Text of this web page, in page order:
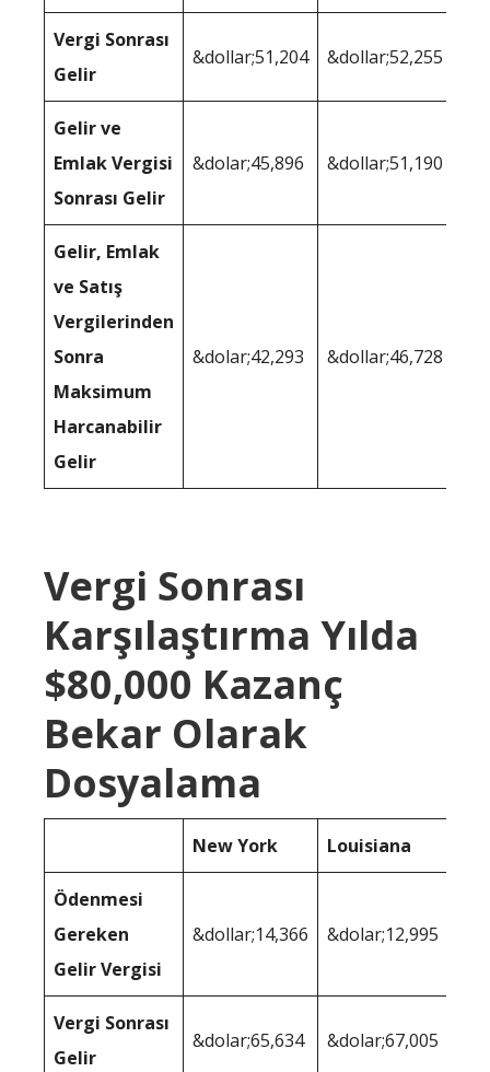
Vergi Sonrası
Gelir
&dollar;51,204 &dollar;52,255
Gelir ve
Emlak Vergisi
Sonrası Gelir
&dolar;45,896 &dollar;51,190
Gelir, Emlak
ve Satış
Vergilerinden
Sonra
Maksimum
Harcanabilir
Gelir
&dolar;42,293 &dollar;46,728
Vergi Sonrası
Karşılaştırma Yılda
$80,000 Kazanç
Bekar Olarak
Dosyalama
New York Louisiana
Ödenmesi
Gereken
Gelir Vergisi
&dollar;14,366 &dolar;12,995
Vergi Sonrası
Gelir
&dolar;65,634 &dolar;67,005